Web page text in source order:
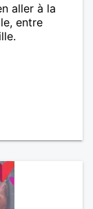
aller à la
entre